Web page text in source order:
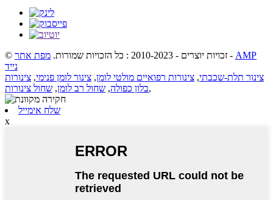
© זכויות יוצרים - 2010-2023 : כל הזכויות שמורות. מפת אתר - AMP
נייד
צינור תלת-שכבתי, צינורות רפואיים מולטי לומן, צינור לומן פנימי, צינורות
בלון כפולה, שחול רב לומן, שחול צינורות ,
שלח אימייל
x